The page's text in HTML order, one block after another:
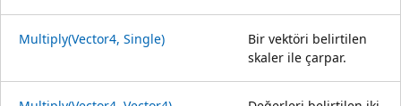
Multiply(Vector4, Single)
Bir vektöri belirtilen
skaler ile çarpar.